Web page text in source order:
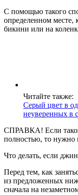
С помощью такого
определенном месте,
бикини или на
Читайте также:
Серый цвет в
неуверенных в
СПРАВКА! Если
полностью, то нужно
Что делать, если
Перед тем, как
из предложенных
сначала на